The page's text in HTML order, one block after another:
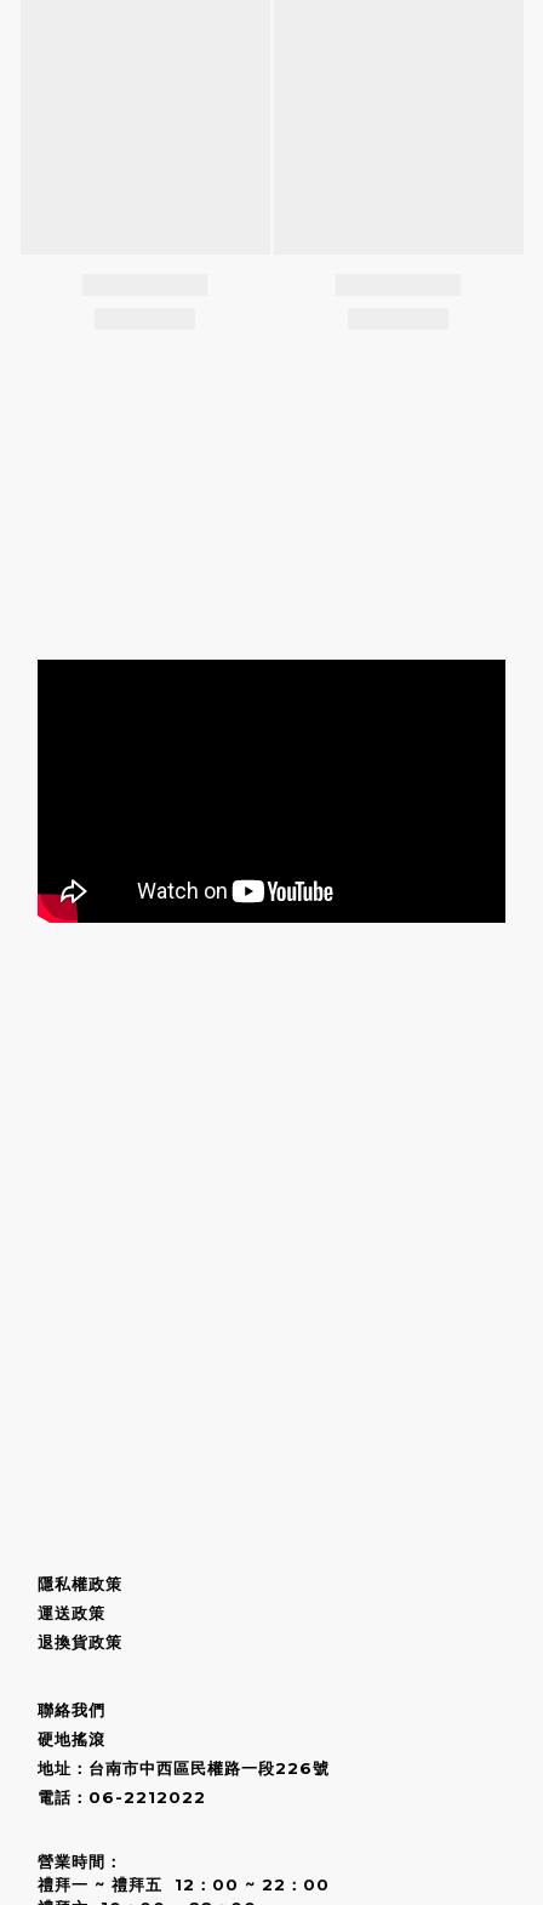
隱私權政策
運送政策
退換貨政策
聯絡我們
硬地搖滾
地址：台南市中西區民權路一段226號
電話：06-2212022
營業時間：
禮拜一 ~ 禮拜五 12：00 ~ 22：00